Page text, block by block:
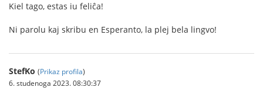
Kiel tago, estas iu feliĉa!
Ni parolu kaj skribu en Esperanto, la plej bela lingvo!
StefKo (Prikaz profila)
6. studenoga 2023. 08:30:37